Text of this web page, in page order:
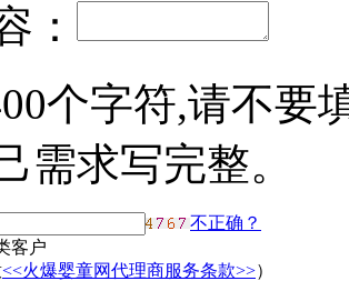
：
个字符,请不要
需求写完整。
不正确？
客户
<<火爆婴童网代理商服务条款>>）